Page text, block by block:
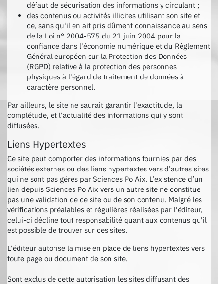
défaut de sécurisation des informations y circulant ;
des contenus ou activités illicites utilisant son site et
ce, sans qu'il en ait pris dûment connaissance au sens
de la Loi n° 2004-575 du 21 juin 2004 pour la
confiance dans l'économie numérique et du Règlement
Général européen sur la Protection des Données
(RGPD) relative à la protection des personnes
physiques à l'égard de traitement de données à
caractère personnel.
Par ailleurs, le site ne saurait garantir l'exactitude, la
complétude, et l'actualité des informations qui y sont
diffusées.
Liens Hypertextes
Ce site peut comporter des informations fournies par des
sociétés externes ou des liens hypertextes vers d’autres sites
qui ne sont pas gérés par Sciences Po Aix. L’existence d’un
lien depuis Sciences Po Aix vers un autre site ne constitue
pas une validation de ce site ou de son contenu. Malgré les
vérifications préalables et régulières réalisées par l'éditeur,
celui-ci décline tout responsabilité quant aux contenus qu'il
est possible de trouver sur ces sites.
L'éditeur autorise la mise en place de liens hypertextes vers
toute page ou document de son site.
Sont exclus de cette autorisation les sites diffusant des